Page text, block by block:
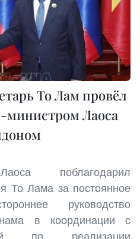
То Лам провёл
министром Лаоса
поблагодарил
То Лама за постоянное
руководство
в координации с